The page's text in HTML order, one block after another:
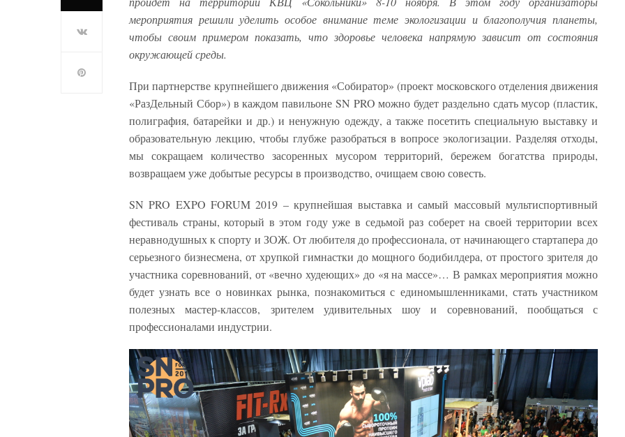
мероприятия решили уделить особое внимание теме экологизации и благополучия планеты,
чтобы своим примером показать, что здоровье человека напрямую зависит от состояния
окружающей среды.
При партнерстве крупнейшего движения «Собиратор» (проект московского отделения движения
«РазДельный Сбор») в каждом павильоне SN PRO можно будет раздельно сдать мусор (пластик,
полиграфия, батарейки и др.) и ненужную одежду, а также посетить специальную выставку и
образовательную лекцию, чтобы глубже разобраться в вопросе экологизации. Разделяя отходы,
мы сокращаем количество засоренных мусором территорий, бережем богатства природы,
возвращаем уже добытые ресурсы в производство, очищаем свою совесть.
SN PRO EXPO FORUM 2019 – крупнейшая выставка и самый массовый мультиспортивный
фестиваль страны, который в этом году уже в седьмой раз соберет на своей территории всех
неравнодушных к спорту и ЗОЖ. От любителя до профессионала, от начинающего стартапера до
серьезного бизнесмена, от хрупкой гимнастки до мощного бодибилдера, от простого зрителя до
участника соревнований, от «вечно худеющих» до «я на массе»… В рамках мероприятия можно
будет узнать все о новинках рынка, познакомиться с единомышленниками, стать участником
полезных мастер-классов, зрителем удивительных шоу и соревнований, пообщаться с
профессионалами индустрии.